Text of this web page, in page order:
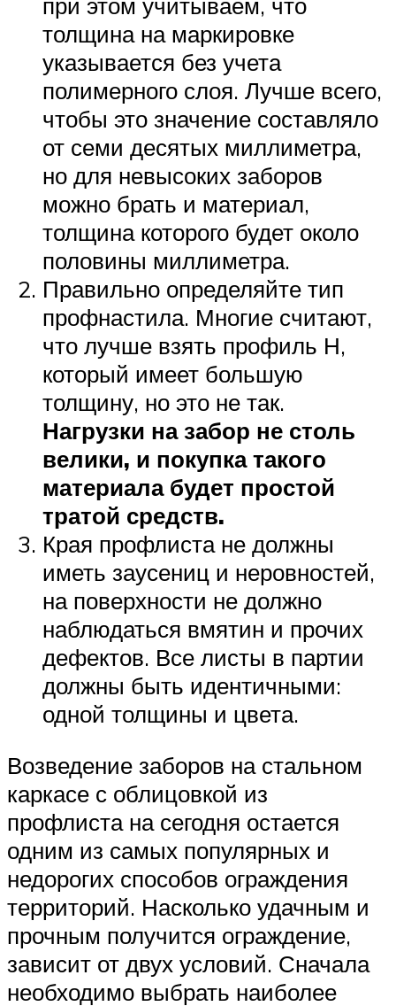
толщина на маркировке
указывается без учета
полимерного слоя. Лучше всего,
чтобы это значение составляло
от семи десятых миллиметра,
но для невысоких заборов
можно брать и материал,
толщина которого будет около
половины миллиметра.
Правильно определяйте тип
профнастила. Многие считают,
что лучше взять профиль Н,
который имеет большую
толщину, но это не так.
Нагрузки на забор не столь
велики, и покупка такого
материала будет простой
тратой средств.
Края профлиста не должны
иметь заусениц и неровностей,
на поверхности не должно
наблюдаться вмятин и прочих
дефектов. Все листы в партии
должны быть идентичными:
одной толщины и цвета.
Возведение заборов на стальном
каркасе с облицовкой из
профлиста на сегодня остается
одним из самых популярных и
недорогих способов ограждения
территорий. Насколько удачным и
прочным получится ограждение,
зависит от двух условий. Сначала
необходимо выбрать наиболее